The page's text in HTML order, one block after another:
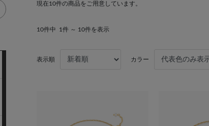
現在10件の商品をご用意しています。
10件中 1件 ～ 10件を表示
表示順 カラー